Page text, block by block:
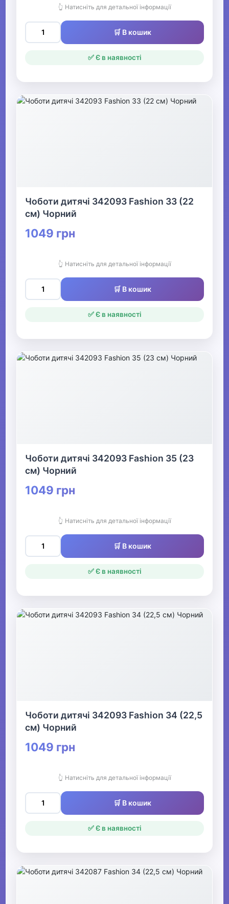
👆 Натисніть для детальної інформації
🛒 В кошик
✅ Є в наявності
Чоботи дитячі 342093 Fashion 33 (22
см) Чорний
1049 грн
👆 Натисніть для детальної інформації
🛒 В кошик
✅ Є в наявності
Чоботи дитячі 342093 Fashion 35 (23
см) Чорний
1049 грн
👆 Натисніть для детальної інформації
🛒 В кошик
✅ Є в наявності
Чоботи дитячі 342093 Fashion 34 (22,5
см) Чорний
1049 грн
👆 Натисніть для детальної інформації
🛒 В кошик
✅ Є в наявності